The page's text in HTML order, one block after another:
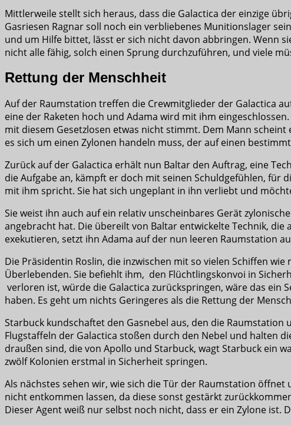
Mittlerweile stellt sich heraus, dass die Galactica der einzige
Gasriesen Ragnar soll noch ein verbliebenes Munitionslager
und um Hilfe bittet, lässt er sich nicht davon abbringen. Wenn
nicht alle fähig, solch einen Sprung durchzuführen, und viele
Rettung der Menschheit
Auf der Raumstation treffen die Crewmitglieder der Galactica
eine der Raketen hoch und Adama wird mit ihm
mit diesem Gesetzlosen etwas nicht stimmt. Dem Mann
es sich um einen Zylonen handeln muss, der auf einen
Zurück auf der Galactica erhält nun Baltar den Auftrag, eine
die Aufgabe an, kämpft er doch mit seinen Schuldgefühlen,
mit ihm spricht. Sie hat sich ungeplant in ihn verliebt und
Sie weist ihn auch auf ein relativ unscheinbares Gerät
angebracht hat. Die übereilt von Baltar entwickelte Technik,
exekutieren, setzt ihn Adama auf der nun leeren Raumstation
Die Präsidentin Roslin, die inzwischen mit so vielen Schiffen
Überlebenden. Sie befiehlt ihm, den Flüchtlingskonvoi in
verloren ist, würde die Galactica zurückspringen, wäre das ein
haben. Es geht um nichts Geringeres als die Rettung der
Starbuck kundschaftet den Gasnebel aus, den die
Flugstaffeln der Galactica stoßen durch den Nebel und halten
draußen sind, die von Apollo und Starbuck, wagt Starbuck ein
zwölf Kolonien erstmal in Sicherheit springen.
Als nächstes sehen wir, wie sich die Tür der Raumstation
nicht entkommen lassen, da diese sonst gestärkt
Dieser Agent weiß nur selbst noch nicht, dass er ein Zylone ist.